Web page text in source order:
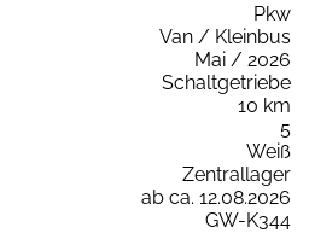
Pkw
Van / Kleinbus
Mai / 2026
Schaltgetriebe
10 km
5
Weiß
Zentrallager
ab ca. 12.08.2026
GW-K344